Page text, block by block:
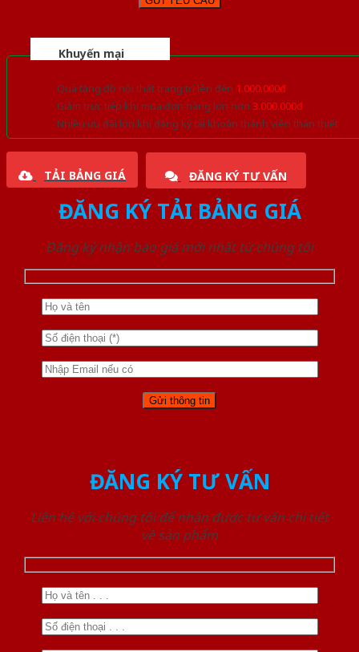
Khuyến mại
Quà tặng đồ nội thất trang trí lên đến 1.000.000đ
Giảm trực tiếp khi mua đơn hàng lớn hơn 3.000.000đ
Nhiều ưu đãi lớn khi đăng ký tài khoản thành viên thân thiết
TẢI BẢNG GIÁ ĐĂNG KÝ TƯ VẤN
ĐĂNG KÝ TẢI BẢNG GIÁ
Đăng ký nhận báo giá mới nhất từ chúng tôi
ĐĂNG KÝ TƯ VẤN
Liên hệ với chúng tôi để nhận được tư vấn chi tiết
về sản phẩm